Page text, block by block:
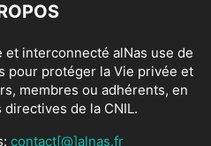
et interconnecté alNas use de
pour protéger la Vie privée et
membres ou adhérents, en
directives de la CNIL.
contact[@]alnas.fr